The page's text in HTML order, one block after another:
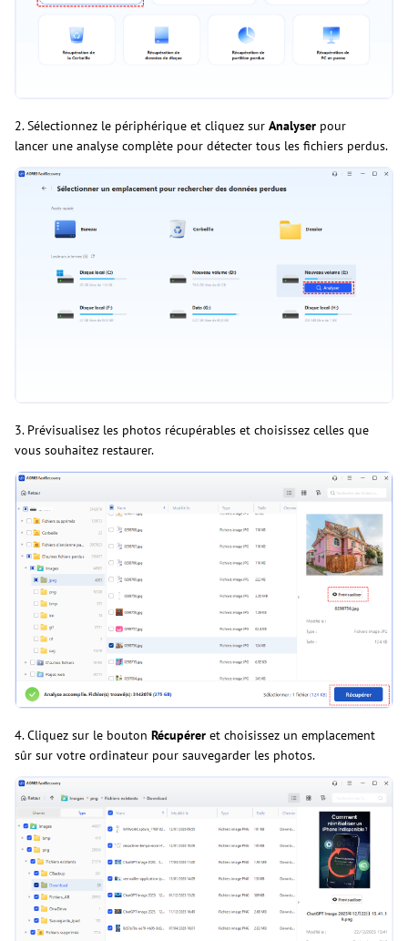
2. Sélectionnez le périphérique et cliquez sur Analyser pour
lancer une analyse complète pour détecter tous les fichiers perdus.
3. Prévisualisez les photos récupérables et choisissez celles que
vous souhaitez restaurer.
4. Cliquez sur le bouton Récupérer et choisissez un emplacement
sûr sur votre ordinateur pour sauvegarder les photos.